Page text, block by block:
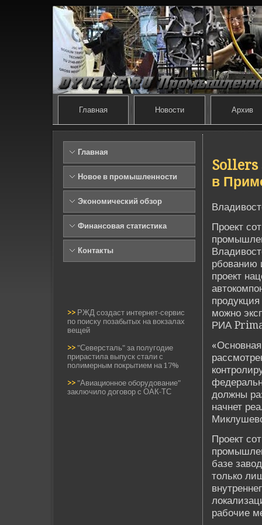
Главная Новости Архив
Главная
Новое в промышленности
Экономический обзор
Финансовая статистика
Контакты
>> РЖД создаст интернет-сервис
по поиску позабытых на вокзалах
вещей
>> "Северсталь" за полугодие
прирастила выпуск стали с
полимерным покрытием на 17%
>> "Авиационное оборудование"
заключило договор с ОАК-ТС
Sollers
в
Проект
рбованию
проект
можно
РИА
должны
начнет
Проект
базе
только
рабочие